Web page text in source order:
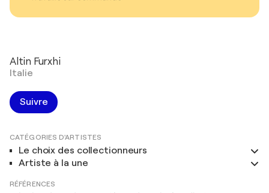
Altin Furxhi
Italie
Suivre
CATÉGORIES D'ARTISTES
Le choix des collectionneurs
Artiste à la une
RÉFÉRENCES